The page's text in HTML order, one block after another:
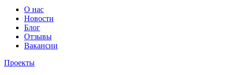
О нас
Новости
Блог
Отзывы
Вакансии
Проекты